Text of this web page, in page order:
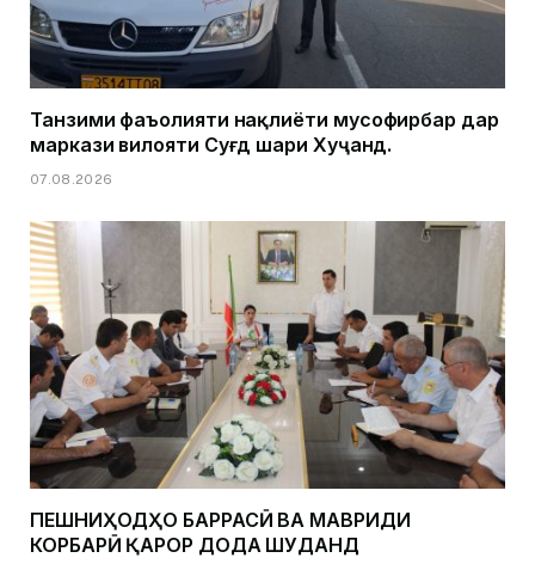
Танзими фаъолияти нақлиёти мусофирбар дар
маркази вилояти Суғд шаҳри Хуҷанд.
07.08.2026
ПЕШНИҲОДҲО БАРРАСӢ ВА МАВРИДИ
КОРБАРӢ ҚАРОР ДОДА ШУДАНД